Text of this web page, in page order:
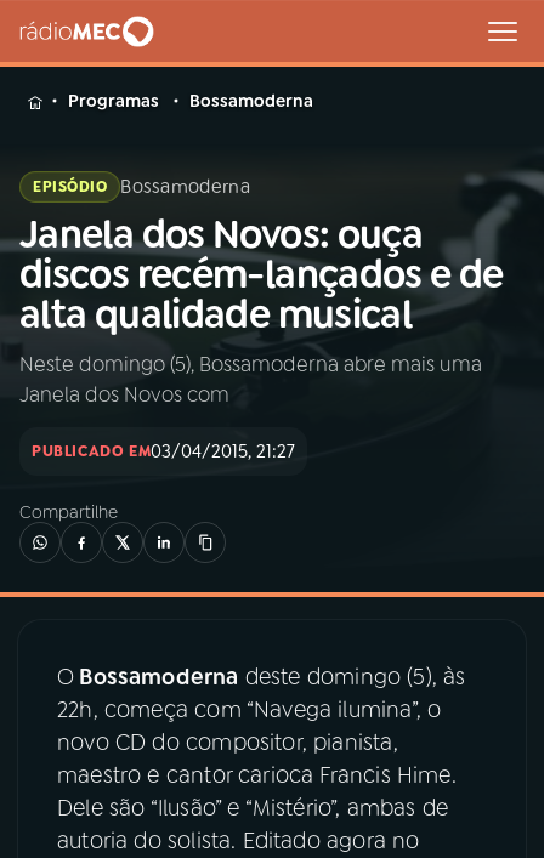
MENU
Buscar
na
Rádio
MEC
Buscar
Início AO VIVO
INÍCIO
02A RÁDIO
03PROGRAMAÇÃO
04PROGRAMAS
PODCASTS
06VIDEOCASTS
Programas Bossamoderna
EPISÓDIO Bossamoderna
Janela dos Novos: ouça
discos recém-lançados e de
alta qualidade musical
Neste domingo (5), Bossamoderna abre mais uma
Janela dos Novos com
PUBLICADO EM03/04/2015, 21:27
Compartilhe
O Bossamoderna deste domingo (5), às
22h, começa com “Navega ilumina”, o
novo CD do compositor, pianista,
maestro e cantor carioca Francis Hime.
Dele são “Ilusão” e “Mistério”, ambas de
autoria do solista. Editado agora no